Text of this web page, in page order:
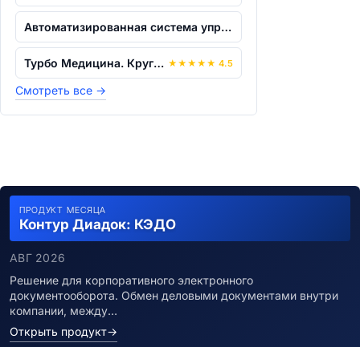
Автоматизированная система управления...
Турбо Медицина. Круглосуточный Стацион... ★ ★ ★ ★ ★ 4.5
Смотреть все →
ПРОДУКТ МЕСЯЦА
Контур Диадок: КЭДО
АВГ 2026
Решение для корпоративного электронного
документооборота. Обмен деловыми документами внутри
компании, между…
Открыть продукт→